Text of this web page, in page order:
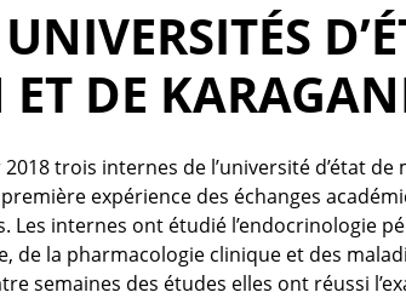
DE
trois internes de l’université d’état
expérience des échanges
Les internes ont étudié l’endocrinologie
de la pharmacologie clinique et des
semaines des études elles ont réussi